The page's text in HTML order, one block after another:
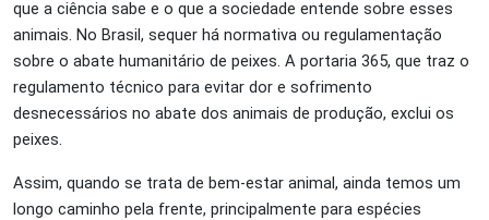
que a ciência sabe e o que a sociedade entende sobre esses
animais. No Brasil, sequer há normativa ou regulamentação
sobre o abate humanitário de peixes. A portaria 365, que traz o
regulamento técnico para evitar dor e sofrimento
desnecessários no abate dos animais de produção, exclui os
peixes.
Assim, quando se trata de bem-estar animal, ainda temos um
longo caminho pela frente, principalmente para espécies